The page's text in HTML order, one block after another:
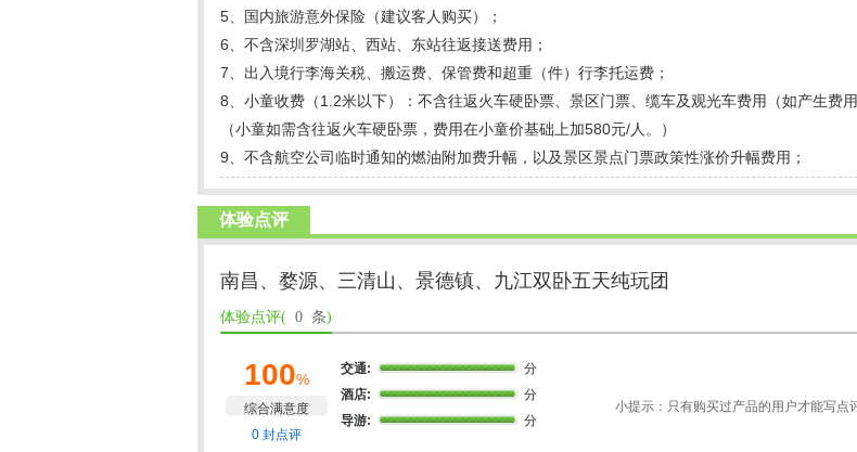
5、国内旅游意外保险（建议客人购买）；
6、不含深圳罗湖站、西站、东站往返接送费用；
7、出入境行李海关税、搬运费、保管费和超重（件）行李托运费；
8、小童收费（1.2米以下）：不含往返火车硬卧票、景区门票、缆车及观光车费用（如产生费
（小童如需含往返火车硬卧票，费用在小童价基础上加580元/人。）
9、不含航空公司临时通知的燃油附加费升幅，以及景区景点门票政策性涨价升幅费用；
体验点评
南昌、婺源、三清山、景德镇、九江双卧五天纯玩团
体验点评( 0 条)
100%
综合满意度
0 封点评
交通:
分
酒店:
分
导游:
分
小提示：只有购买过产品的用户才能写点